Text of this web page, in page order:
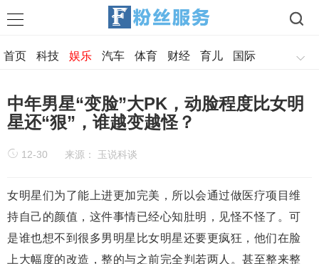
首页 科技 娱乐 汽车 体育 财经 育儿 国际
中年男星“变脸”大PK，动脸程度比女明
星还“狠”，谁越变越怪？
12-30 来源： 玉说科谈
女明星们为了能上进更加完美，所以会通过做医疗项目维
持自己的颜值，这件事情已经心知肚明，见怪不怪了。可
是谁也想不到很多男明星比女明星还要更疯狂，他们在脸
上大幅度的改造，整的与之前完全判若两人。甚至整来整